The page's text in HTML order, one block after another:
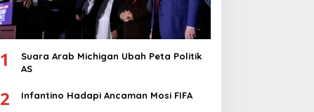
1
Suara Arab Michigan Ubah Peta Politik
AS
2 Infantino Hadapi Ancaman Mosi FIFA